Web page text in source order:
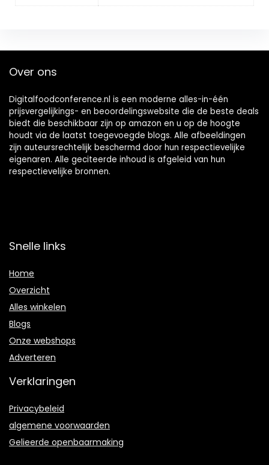
Over ons
Digitalfoodconference.nl is een moderne alles-in-één
prijsvergelijkings- en beoordelingswebsite die de beste deals
biedt die beschikbaar zijn op amazon en u op de hoogte
houdt via de laatst toegevoegde blogs. Alle afbeeldingen
zijn auteursrechtelijk beschermd door hun respectievelijke
eigenaren. Alle geciteerde inhoud is afgeleid van hun
respectievelijke bronnen.
Snelle links
Home
Overzicht
Alles winkelen
Blogs
Onze webshops
Adverteren
Verklaringen
Privacybeleid
algemene voorwaarden
Gelieerde openbaarmaking